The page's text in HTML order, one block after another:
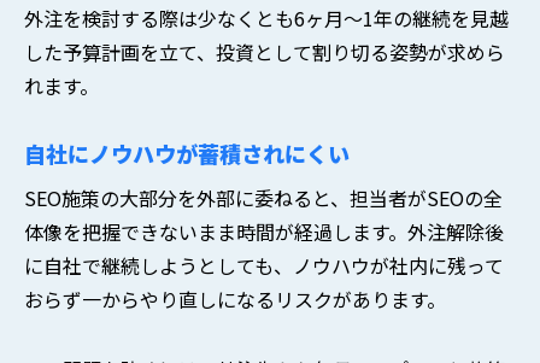
外注を検討する際は少なくとも6ヶ月〜1年の継続を見越
した予算計画を立て、投資として割り切る姿勢が求めら
れます。
自社にノウハウが蓄積されにくい
SEO施策の大部分を外部に委ねると、担当者がSEOの全
体像を把握できないまま時間が経過します。外注解除後
に自社で継続しようとしても、ノウハウが社内に残って
おらず一からやり直しになるリスクがあります。